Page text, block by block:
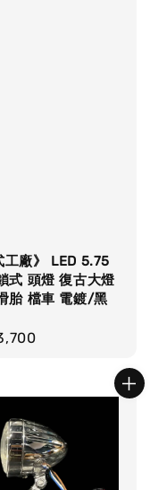
工廠》 LED 5.75
式 頭燈 復古大燈
胎 檔車 電鍍/黑